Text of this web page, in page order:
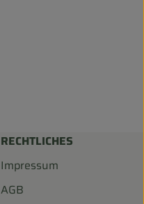
RECHTLICHES
Impressum
AGB